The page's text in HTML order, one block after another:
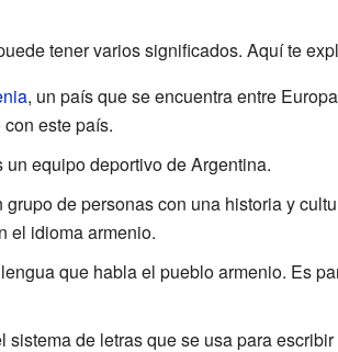
tener varios significados. Aquí te
, un país que se encuentra entre
este país.
equipo deportivo de Argentina.
grupo de personas con una historia y
el idioma armenio.
que habla el pueblo armenio. Es
sistema de letras que se usa para